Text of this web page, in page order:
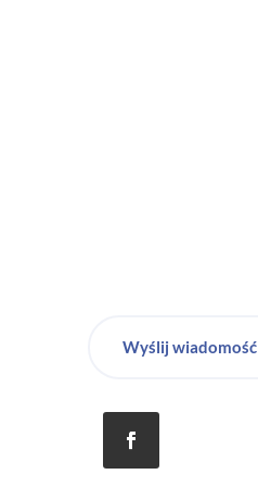
Wyślij wiadomość